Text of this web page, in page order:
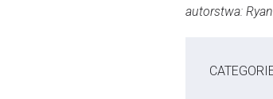
autorstwa: